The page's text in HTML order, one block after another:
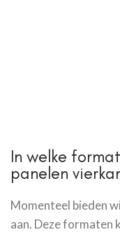
In welke
panelen
Momenteel bieden
aan. Deze formaten